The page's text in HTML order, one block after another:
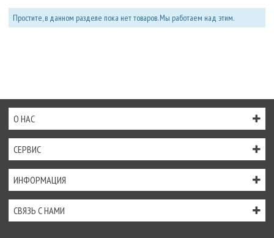
Простите, в данном разделе пока нет товаров. Мы работаем над этим.
О НАС
СЕРВИС
ИНФОРМАЦИЯ
СВЯЗЬ С НАМИ